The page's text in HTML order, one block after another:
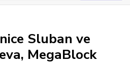
Sluban ve
MegaBlock